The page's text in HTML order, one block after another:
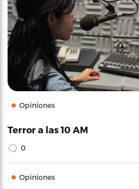
Opiniones
Terror a las 10 AM
0
Opiniones